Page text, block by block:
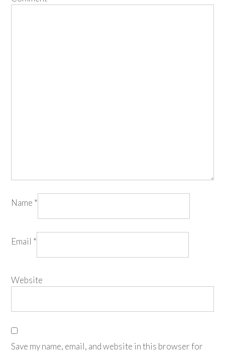
Name *
Email *
Website
Save my name, email, and website in this browser for